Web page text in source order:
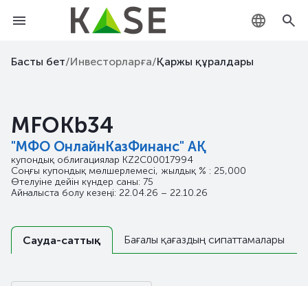
KZ
Басты бет/Инвесторларға/Қаржы құралдары
MFOKb34
"МФО ОнлайнКазФинанс" АҚ
купондық облигациялар KZ2C00017994
Соңғы купондық мөлшерлемесі, жылдық % : 25,000
Өтелуіне дейін күндер саны: 75
Айналыста болу кезеңі: 22.04.26 – 22.10.26
Сауда-саттық Бағалы қағаздың сипаттамалары